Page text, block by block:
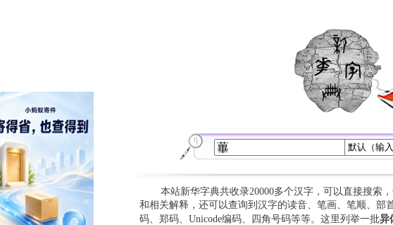
本站新华字典共收录20000多个汉字，可以直接搜索
和相关解释，还可以查询到汉字的读音、笔画、笔顺、
码、郑码、Unicode编码、四角号码等等。这里列举一批异